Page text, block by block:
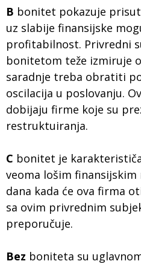
B bonitet pokazuje
uz slabije finansijske
profitabilnost. Privredni
bonitetom teže izmiruje
saradnje treba obratiti
oscilacija u poslovanju.
dobijaju firme koje su
restruktuiranja.
C bonitet je
veoma lošim
dana kada će ova firma
sa ovim privrednim
preporučuje.
Bez boniteta su